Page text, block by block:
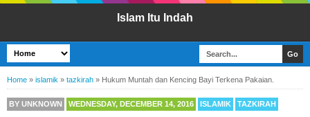
Islam Itu Indah
Home » islamik » tazkirah » Hukum Muntah dan Kencing Bayi Terkena Pakaian.
BY UNKNOWN WEDNESDAY, DECEMBER 14, 2016 ISLAMIK TAZKIRAH